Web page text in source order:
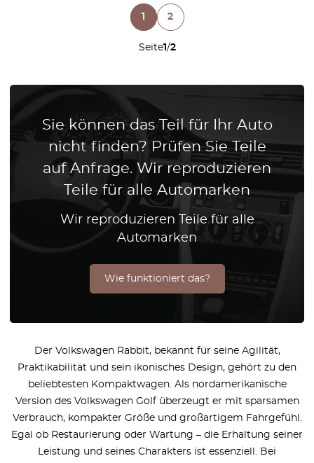
Seite1/2
1 2
Sie können das Teil für Ihr Auto
nicht finden? Prüfen Sie Teile
auf Anfrage. Wir reproduzieren
Teile für alle Automarken
Wir reproduzieren Teile für alle
Automarken
Wie funktioniert das?
Der Volkswagen Rabbit, bekannt für seine Agilität,
Praktikabilität und sein ikonisches Design, gehört zu den
beliebtesten Kompaktwagen. Als nordamerikanische
Version des Volkswagen Golf überzeugt er mit sparsamen
Verbrauch, kompakter Größe und großartigem Fahrgefühl.
Egal ob Restaurierung oder Wartung – die Erhaltung seiner
Leistung und seines Charakters ist essenziell. Bei